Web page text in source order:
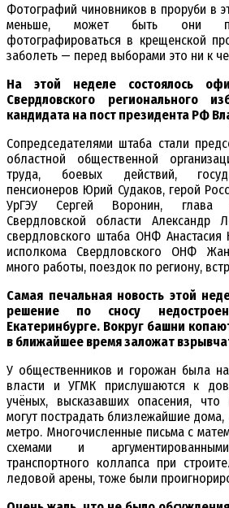
Фотографий чиновников в проруби в
меньше, может быть они
фотографироваться в крещенской
заболеть — перед выборами это ни к
На этой неделе состоялось
Свердловского регионального
кандидата на пост президента РФ
Сопредседателями штаба стали
областной общественной
труда, боевых действий,
пенсионеров Юрий Судаков, герой
УрГЭУ Сергей Воронин, глава
Свердловской области Александр
свердловского штаба ОНФ
исполкома Свердловского ОНФ
много работы, поездок по региону,
Самая печальная новость этой
решение по сносу
Екатеринбурге. Вокруг башни
в ближайшее время заложат
У общественников и горожан была
власти и УГМК прислушаются к
учёных, высказавших опасения,
могут пострадать близлежайшие дома,
метро. Многочисленные письма с
схемами и
транспортного коллапса при
ледовой арены, тоже были